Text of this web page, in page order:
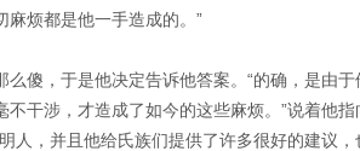
烦都是他一手造成的。”
傻，于是他决定告诉他答案。“的确，是由于
干涉，才造成了如今的这些麻烦。”说着他指
人，并且他给氏族们提供了许多很好的建议，